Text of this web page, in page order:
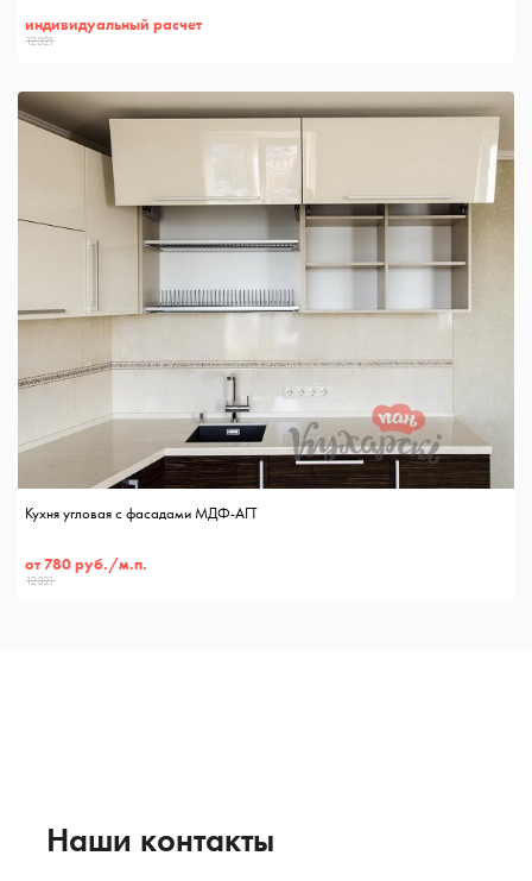
индивидуальный расчет
12321
Кухня угловая с фасадами МДФ-АГТ
от 780 руб./м.п.
12321
Наши контакты